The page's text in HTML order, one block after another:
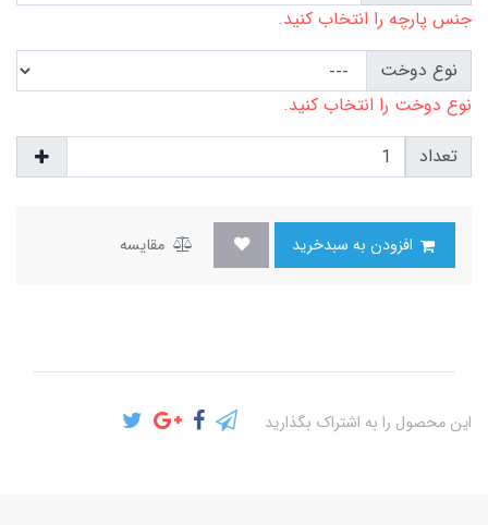
جنس پارچه را انتخاب کنید.
نوع دوخت
نوع دوخت را انتخاب کنید.
تعداد
مقایسه
این محصول را به اشتراک بگذارید